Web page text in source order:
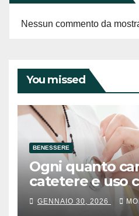
Nessun commento da
You missed
BENESSERE
Ogni quanto
catetere e uso
GENNAIO 30, 2026